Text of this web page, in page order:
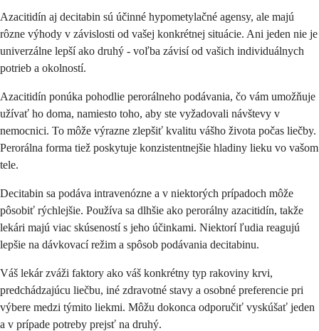
Azacitidín aj decitabin sú účinné hypometylačné agensy, ale majú
rôzne výhody v závislosti od vašej konkrétnej situácie. Ani jeden nie je
univerzálne lepší ako druhý - voľba závisí od vašich individuálnych
potrieb a okolností.
Azacitidín ponúka pohodlie perorálneho podávania, čo vám umožňuje
užívať ho doma, namiesto toho, aby ste vyžadovali návštevy v
nemocnici. To môže výrazne zlepšiť kvalitu vášho života počas liečby.
Perorálna forma tiež poskytuje konzistentnejšie hladiny lieku vo vašom
tele.
Decitabin sa podáva intravenózne a v niektorých prípadoch môže
pôsobiť rýchlejšie. Používa sa dlhšie ako perorálny azacitidín, takže
lekári majú viac skúseností s jeho účinkami. Niektorí ľudia reagujú
lepšie na dávkovací režim a spôsob podávania decitabinu.
Váš lekár zváži faktory ako váš konkrétny typ rakoviny krvi,
predchádzajúcu liečbu, iné zdravotné stavy a osobné preferencie pri
výbere medzi týmito liekmi. Môžu dokonca odporučiť vyskúšať jeden
a v prípade potreby prejsť na druhý.